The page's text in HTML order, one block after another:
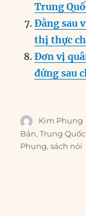
Trung
Đằng sau
thị thực
Đơn vị
đứng sau
Author
Kim Phụng
Bản,Trung Quốc
Phụng,sách nói